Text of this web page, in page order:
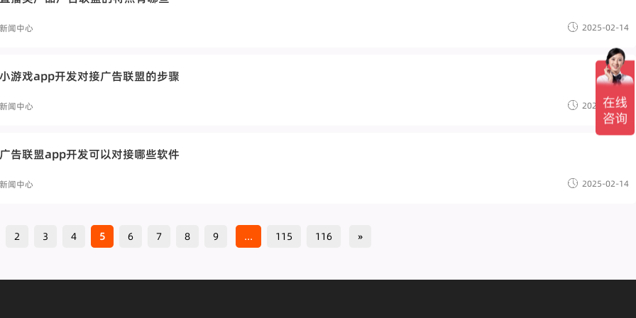
闻中心 2025-02-14
游戏app开发对接广告联盟的步骤
闻中心 2025-02-14
告联盟app开发可以对接哪些软件
闻中心 2025-02-14
2 3 4 5 6 7 8 9 ... 115 116 »